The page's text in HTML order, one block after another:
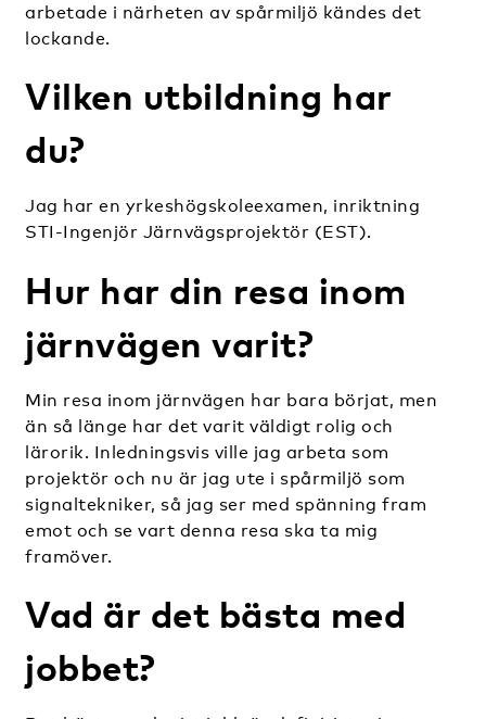
arbetade i närheten av spårmiljö kändes det
lockande.
Vilken utbildning har
du?
Jag har en yrkeshögskoleexamen, inriktning
STI-Ingenjör Järnvägsprojektör (EST).
Hur har din resa inom
järnvägen varit?
Min resa inom järnvägen har bara börjat, men
än så länge har det varit väldigt rolig och
lärorik. Inledningsvis ville jag arbeta som
projektör och nu är jag ute i spårmiljö som
signaltekniker, så jag ser med spänning fram
emot och se vart denna resa ska ta mig
framöver.
Vad är det bästa med
jobbet?